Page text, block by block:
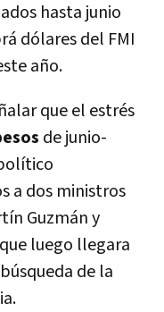
hasta junio
dólares del FMI
año.
que el estrés
de junio-
a dos ministros
Guzmán y
luego llegara
de la